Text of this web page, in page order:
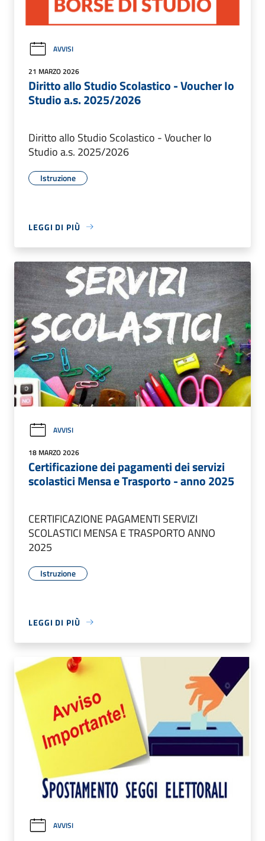
AVVISI
21 MARZO 2026
Diritto allo Studio Scolastico - Voucher Io
Studio a.s. 2025/2026
Diritto allo Studio Scolastico - Voucher Io
Studio a.s. 2025/2026
Istruzione
LEGGI DI PIÙ
AVVISI
18 MARZO 2026
Certificazione dei pagamenti dei servizi
scolastici Mensa e Trasporto - anno 2025
CERTIFICAZIONE PAGAMENTI SERVIZI
SCOLASTICI MENSA E TRASPORTO ANNO
2025
Istruzione
LEGGI DI PIÙ
AVVISI